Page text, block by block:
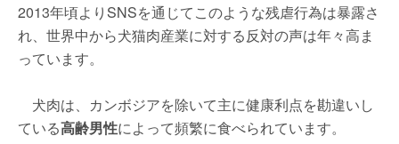
2013年頃よりSNSを通じてこのような残虐行為は暴露さ
れ、世界中から犬猫肉産業に対する反対の声は年々高ま
っています。
犬肉は、カンボジアを除いて主に健康利点を勘違いし
ている高齢男性によって頻繁に食べられています。